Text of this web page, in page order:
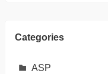
Categories
ASP